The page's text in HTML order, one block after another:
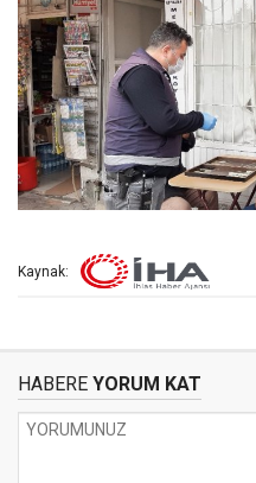
Kaynak:
HABERE YORUM KAT